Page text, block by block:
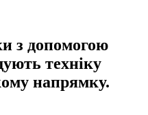
з допомогою
техніку
напрямку.